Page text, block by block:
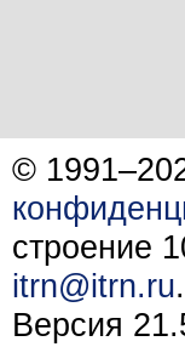
©
строение
itrn@itrn.ru.
Версия